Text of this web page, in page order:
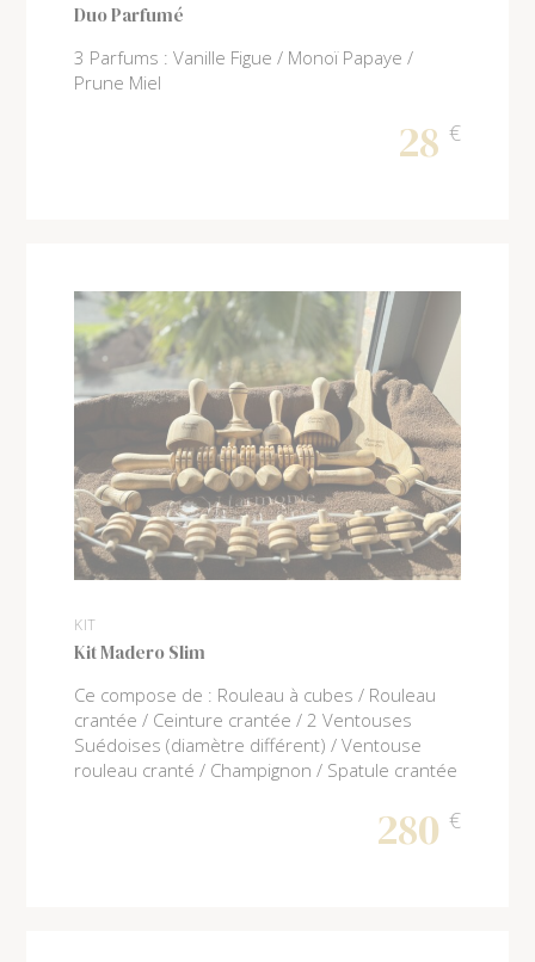
Duo Parfumé
3 Parfums : Vanille Figue / Monoï Papaye /
Prune Miel
28 €
KIT
Kit Madero Slim
Ce compose de : Rouleau à cubes / Rouleau
crantée / Ceinture crantée / 2 Ventouses
Suédoises (diamètre différent) / Ventouse
rouleau cranté / Champignon / Spatule crantée
280 €